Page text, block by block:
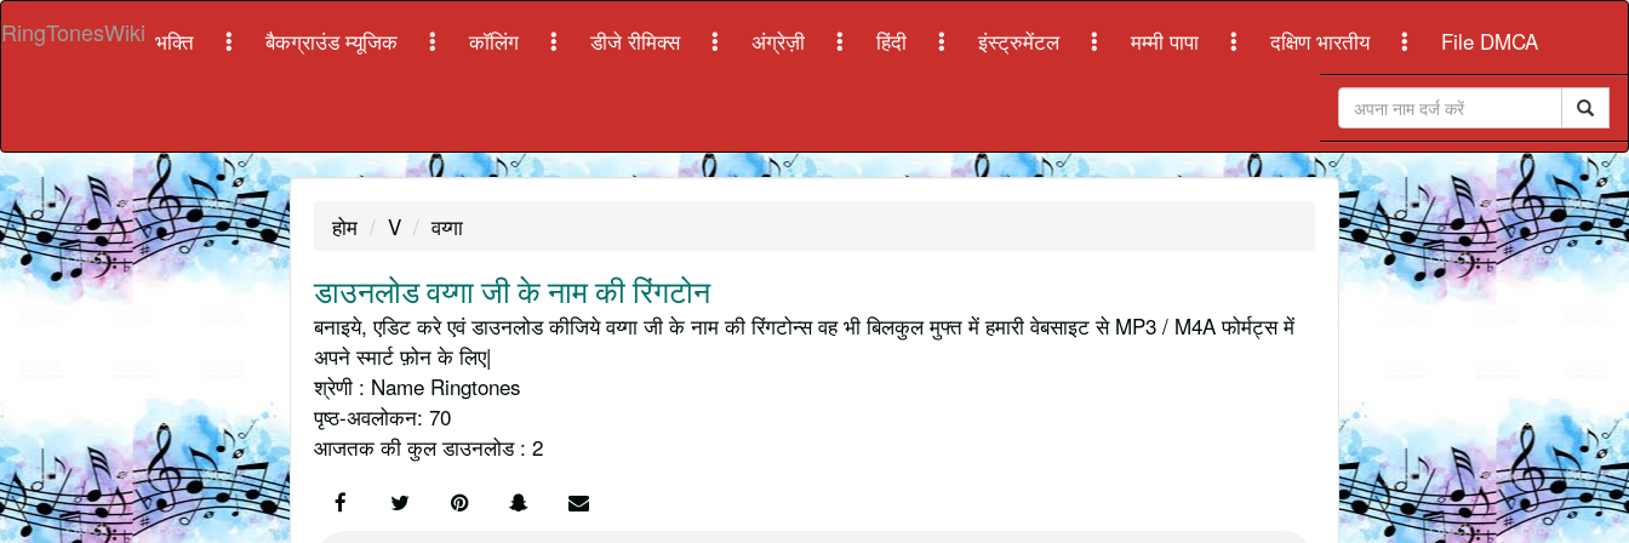
RingTonesWiki भक्ति बैकग्राउंड म्यूजिक कॉलिंग डीजे रीमिक्स अंग्रेज़ी हिंदी इंस्ट्रुमेंटल मम्मी पापा दक्षिण भारतीय File DMCA
होम V वय्गा
डाउनलोड वय्गा जी के नाम की रिंगटोन
बनाइये, एडिट करे एवं डाउनलोड कीजिये वय्गा जी के नाम की रिंगटोन्स वह भी बिलकुल मुफ्त में हमारी वेबसाइट से MP3 / M4A फोर्मट्स में
अपने स्मार्ट फ़ोन के लिए|
श्रेणी : Name Ringtones
पृष्ठ-अवलोकन: 70
आजतक की कुल डाउनलोड : 2